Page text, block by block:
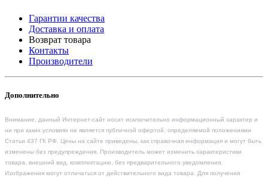
Гарантии качества
Доставка и оплата
Возврат товара
Контакты
Производители
Дополнительно
Внимание, данный Интернет-сайт носит исключительно информационный характер и
ни при каких условиях не является публичной офертой, определяемой положениями
Статьи 437 ГК РФ. Цены на сайте приведены, как справочная информация и могут быть
изменены без предупреждения. Производитель может изменить характеристики
товара, внешний вид, комплектацию, без предварительного уведомления.
Изображения могут отличаться от действительного вида товара. Для получения